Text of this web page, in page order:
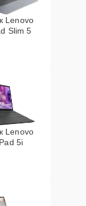
Lenovo
Slim 5
Lenovo
5i